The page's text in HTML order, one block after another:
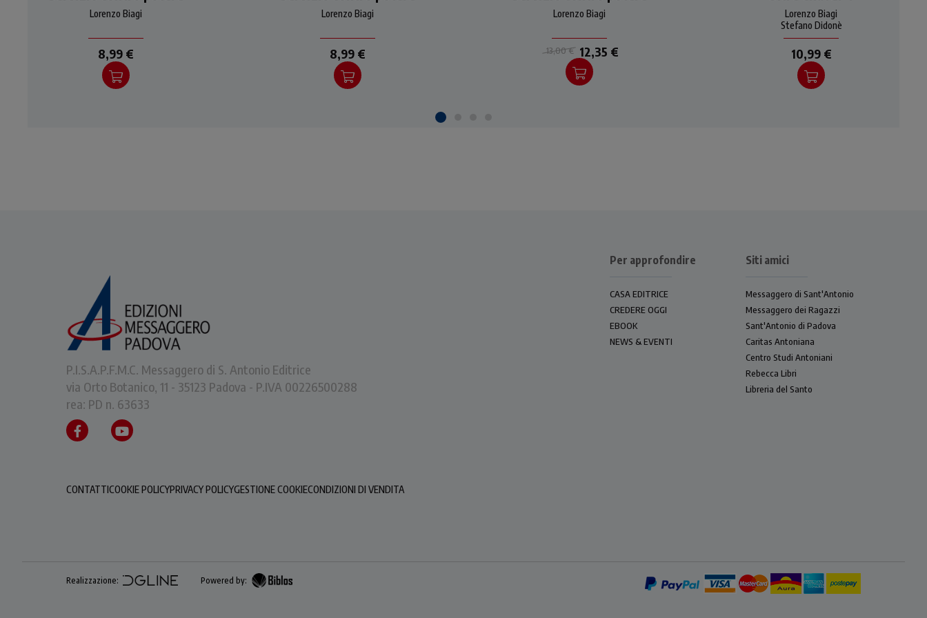
di Gesù alternativo alla
logica del potere
Lorenzo Biagi
8,99 €
di Gesù alternativo alla
logica del potere
Lorenzo Biagi
8,99 €
di Gesù alternativo alla
logica del potere.
Lorenzo Biagi
13,00 € 12,35 €
vista filosofico e dal punto
di vista teo
Lorenzo Biagi
Stefano Didonè
10,99 €
P.I.S.A.P.F.M.C. Messaggero di S. Antonio Editrice
via Orto Botanico, 11 - 35123 Padova - P.IVA 00226500288
rea: PD n. 63633
CONTATTICOOKIE POLICYPRIVACY POLICYGESTIONE COOKIECONDIZIONI DI VENDITA
Per approfondire
CASA EDITRICE
CREDERE OGGI
EBOOK
NEWS & EVENTI
Siti amici
Messaggero di Sant'Antonio
Messaggero dei Ragazzi
Sant'Antonio di Padova
Caritas Antoniana
Centro Studi Antoniani
Rebecca Libri
Libreria del Santo
Realizzazione: Powered by: